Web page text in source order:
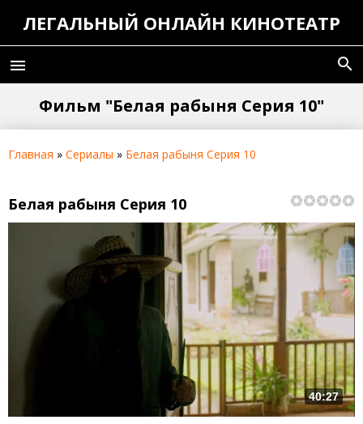
ЛЕГАЛЬНЫЙ ОНЛАЙН КИНОТЕАТР
menu search
Фильм "Белая рабыня Серия 10"
Главная » Сериалы » Белая рабыня Серия 10
Белая рабыня Серия 10
40:27